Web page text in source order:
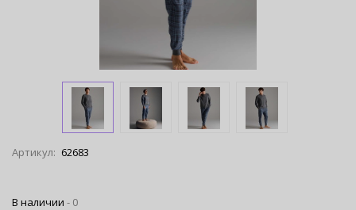
Артикул: 62683
В наличии - 0